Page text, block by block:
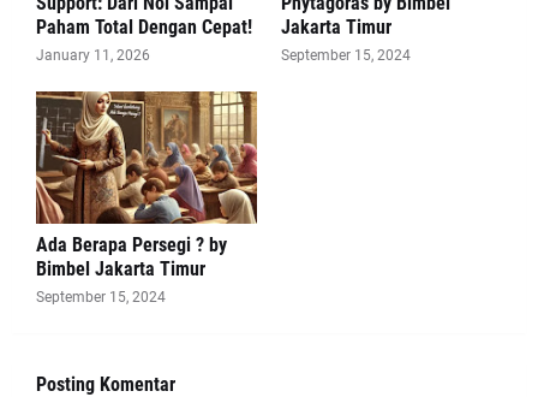
Paham Total Dengan Cepat!
January 11, 2026
Jakarta Timur
September 15, 2024
Ada Berapa Persegi ? by
Bimbel Jakarta Timur
September 15, 2024
Posting Komentar